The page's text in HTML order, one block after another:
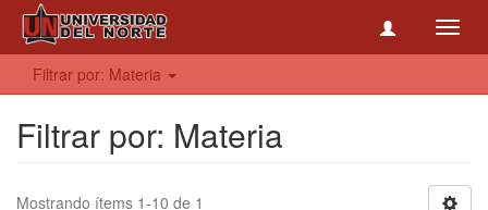
Filtrar por: Materia
Filtrar por: Materia
Mostrando ítems 1-10 de 1